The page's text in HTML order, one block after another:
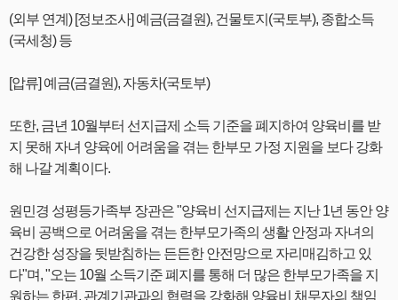
(외부 연계) [정보조사] 예금(금결원), 건물토지(국토부), 종합소득
(국세청) 등
[압류] 예금(금결원), 자동차(국토부)
또한, 금년 10월부터 선지급제 소득 기준을 폐지하여 양육비를 받
지 못해 자녀 양육에 어려움을 겪는 한부모 가정 지원을 보다 강화
해 나갈 계획이다.
원민경 성평등가족부 장관은 "양육비 선지급제는 지난 1년 동안 양
육비 공백으로 어려움을 겪는 한부모가족의 생활 안정과 자녀의
건강한 성장을 뒷받침하는 든든한 안전망으로 자리매김하고 있
다"며, "오는 10월 소득기준 폐지를 통해 더 많은 한부모가족을 지
원하는 한편, 관계기관과의 협력을 강화해 양육비 채무자의 책임